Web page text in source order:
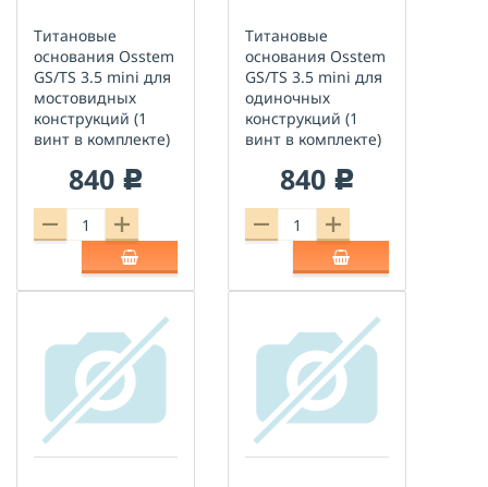
Титановые
основания Osstem
GS/TS 3.5 mini для
мостовидных
конструкций (1
винт в комплекте)
840 c
Титановые
основания Osstem
GS/TS 3.5 mini для
одиночных
конструкций (1
винт в комплекте)
840 c